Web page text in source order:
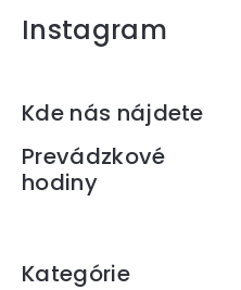
Instagram
Zápätie
Kde nás nájdete
Prevádzkové
hodiny
Kategórie